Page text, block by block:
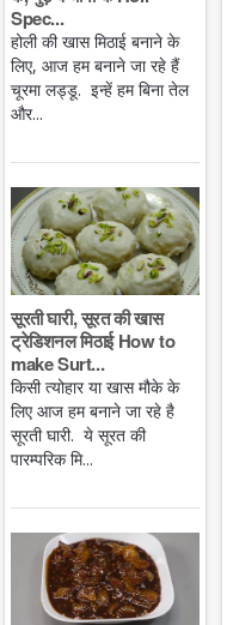
Spec...
होली की खास मिठाई बनाने के
लिए, आज हम बनाने जा रहे हैं
चूरमा लड्डू. इन्हें हम बिना तेल
और...
सूरती घारी, सूरत की खास
ट्रेडिशनल मिठाई How to
make Surt...
किसी त्योहार या खास मौके के
लिए आज हम बनाने जा रहे है
सूरती घारी. ये सूरत की
पारम्परिक मि...